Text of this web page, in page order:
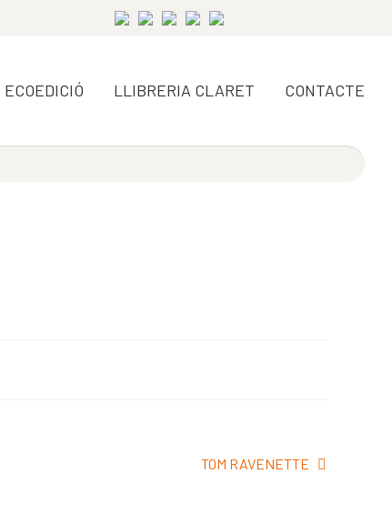
ECOEDICIÓ LLIBRERIA CLARET CONTACTE
Pròxima
TOM RAVENETTE